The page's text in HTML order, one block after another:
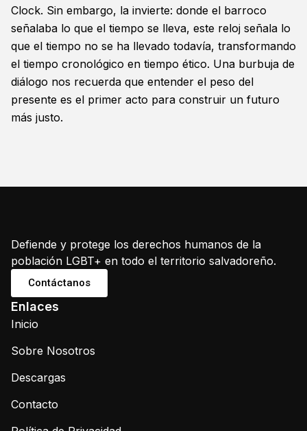
Clock. Sin embargo, la invierte: donde el barroco
señalaba lo que el tiempo se lleva, este reloj señala lo
que el tiempo no se ha llevado todavía, transformando
el tiempo cronológico en tiempo ético. Una burbuja de
diálogo nos recuerda que entender el peso del
presente es el primer acto para construir un futuro
más justo.
Defiende y protege los derechos humanos de la
población LGBT+ en todo el territorio salvadoreño.
Contáctanos
Enlaces
Inicio
Sobre Nosotros
Descargas
Contacto